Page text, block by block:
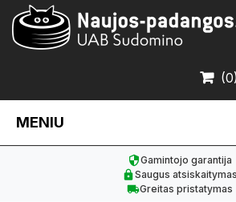
(0)
MENIU
Gamintojo garantija
Saugus atsiskaitymas
Greitas pristatymas